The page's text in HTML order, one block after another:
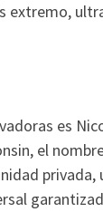
es
el
privada,